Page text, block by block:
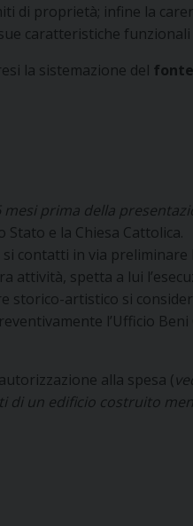
di proprietà; infine la
caratteristiche
la sistemazione del
mesi prima della
e la Chiesa Cattolica.
contatti in via
attività, spetta a lui
artistico si
l’Ufficio
alla spesa (
di un edificio costruito